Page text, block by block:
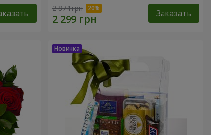
2 874 грн Заказать